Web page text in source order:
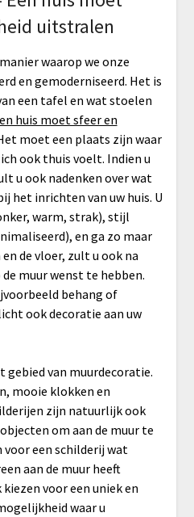
uitstralen
waarop we onze
en gemoderniseerd. Het is
een tafel en wat stoelen
huis moet sfeer en
moet een plaats zijn waar
ook thuis voelt. Indien u
u ook nadenken over wat
het inrichten van uw huis. U
warm, strak), stijl
en ga zo maar
de vloer, zult u ook na
muur wenst te hebben.
behang of
ook decoratie aan uw
gebied van muurdecoratie.
mooie klokken en
zijn natuurlijk ook
om aan de muur te
voor een schilderij wat
aan de muur heeft
voor een uniek en
waar u